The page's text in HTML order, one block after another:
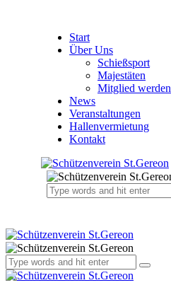
Start
Über Uns
Schießsport
Majestäten
Mitglied werden
News
Veranstaltungen
Hallenvermietung
Kontakt